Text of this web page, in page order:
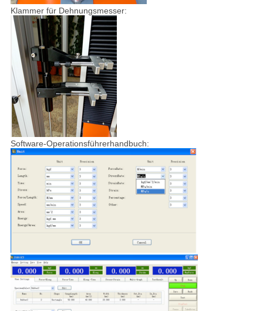
Klammer für Dehnungsmesser:
Software-Operationsführerhandbuch: